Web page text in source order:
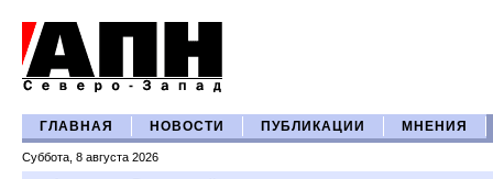
ГЛАВНАЯ НОВОСТИ ПУБЛИКАЦИИ МНЕНИЯ
Суббота, 8 августа 2026